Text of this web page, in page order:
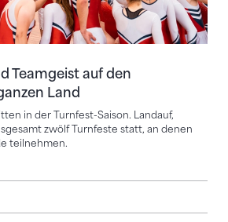
Teamgeist auf den
Land
in der Turnfest-Saison. Landauf,
zwölf Turnfeste statt, an denen
teilnehmen.